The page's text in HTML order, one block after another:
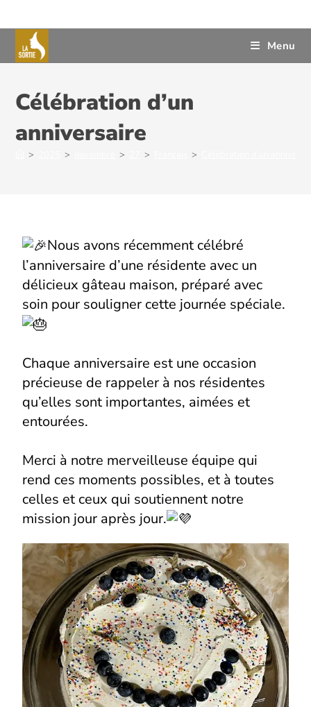
Menu
Célébration d’un
anniversaire
> > > > >
Nous avons récemment célébré
l’anniversaire d’une résidente avec un
délicieux gâteau maison, préparé avec
soin pour souligner cette journée spéciale.
Chaque anniversaire est une occasion
précieuse de rappeler à nos résidentes
qu’elles sont importantes, aimées et
entourées.
Merci à notre merveilleuse équipe qui
rend ces moments possibles, et à toutes
celles et ceux qui soutiennent notre
mission jour après jour.